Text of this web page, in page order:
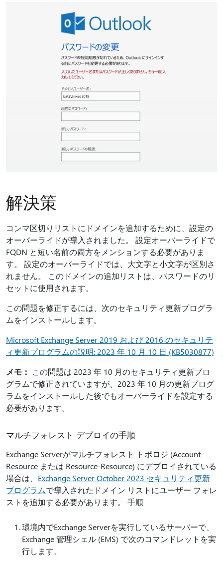
解決策
コンマ区切りリストにドメインを追加するために、設定の
オーバーライドが導入されました。 設定オーバーライドで
FQDN と短い名前の両方をメンションする必要がありま
す。 設定のオーバーライドでは、大文字と小文字が区別さ
れません。 このドメインの追加リストは、パスワードのリ
セットに使用されます。
この問題を修正するには、次のセキュリティ更新プログラ
ムをインストールします。
Microsoft Exchange Server 2019 および 2016 のセキュリテ
ィ更新プログラムの説明: 2023 年 10 月 10 日 (KB5030877)
メモ： この問題は 2023 年 10 月のセキュリティ更新プロ
グラムで修正されていますが、2023 年 10 月の更新プログ
ラムをインストールした後でもオーバーライドを設定する
必要があります。
マルチフォレスト デプロイの手順
Exchange Serverがマルチフォレスト トポロジ (Account-
Resource または Resource-Resource) にデプロイされている
場合は、 Exchange Server October 2023 セキュリティ更新
プログラムで導入されたドメイン リストにユーザー フォレ
ストを追加する必要があります。 手順
環境内でExchange Serverを実行しているサーバーで、
Exchange 管理シェル (EMS) で次のコマンドレットを実
行します。